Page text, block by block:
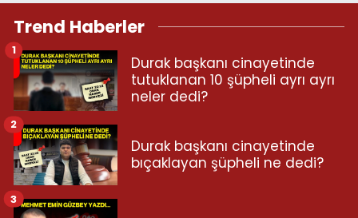
Trend Haberler
Durak başkanı cinayetinde
tutuklanan 10 şüpheli ayrı ayrı
neler dedi?
1
Durak başkanı cinayetinde
bıçaklayan şüpheli ne dedi?
2
3